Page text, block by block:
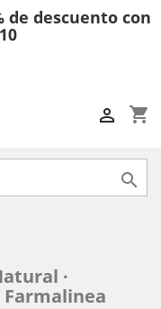
de descuento con
shopping_cart


·
Farmalinea